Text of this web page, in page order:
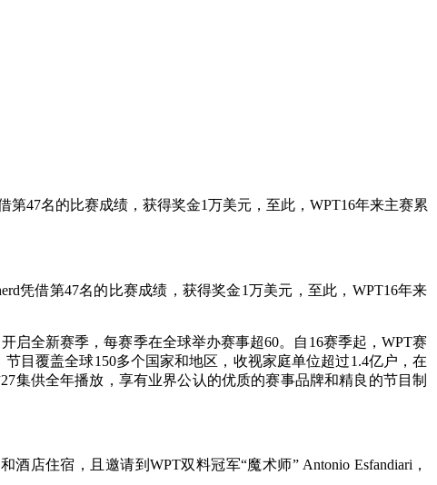
第47名的比赛成绩，获得奖金1万美元，至此，WPT16年来主赛累
凭借第47名的比赛成绩，获得奖金1万美元，至此，WPT16年来
启全新赛季，每赛季在全球举办赛事超60。自16赛季起，WPT赛
目覆盖全球150多个国家和地区，收视家庭单位超过1.4亿户，在
集供全年播放，享有业界公认的优质的赛事品牌和精良的节目制
店住宿，且邀请到WPT双料冠军“魔术师” Antonio Esfandiari，